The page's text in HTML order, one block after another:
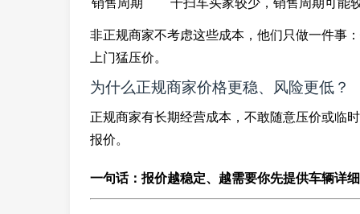
销售周期
干扫车买家较少，销售周期可能
非正规商家不考虑这些成本，他们只做一件事：
上门猛压价。
为什么正规商家价格更稳、风险更低？
正规商家有长期经营成本，不敢随意压价或临
报价。
一句话：报价越稳定、越需要你先提供车辆详